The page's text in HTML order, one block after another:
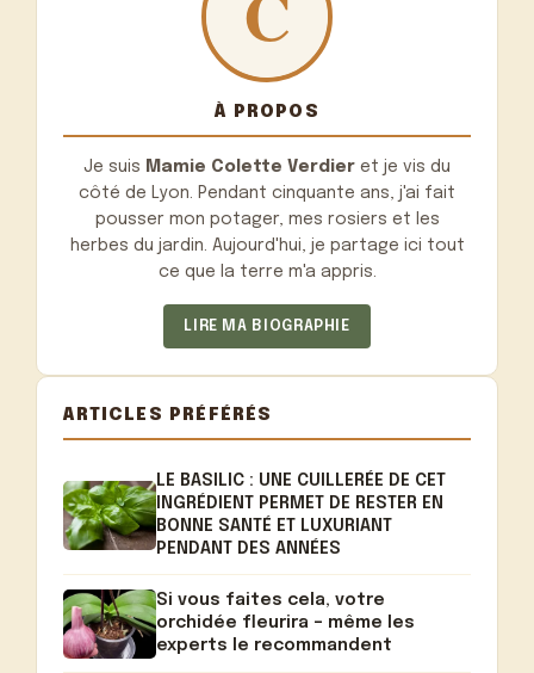
À PROPOS
Je suis Mamie Colette Verdier et je vis du
côté de Lyon. Pendant cinquante ans, j'ai fait
pousser mon potager, mes rosiers et les
herbes du jardin. Aujourd'hui, je partage ici tout
ce que la terre m'a appris.
LIRE MA BIOGRAPHIE
ARTICLES PRÉFÉRÉS
LE BASILIC : UNE CUILLERÉE DE CET
INGRÉDIENT PERMET DE RESTER EN
BONNE SANTÉ ET LUXURIANT
PENDANT DES ANNÉES
Si vous faites cela, votre
orchidée fleurira – même les
experts le recommandent